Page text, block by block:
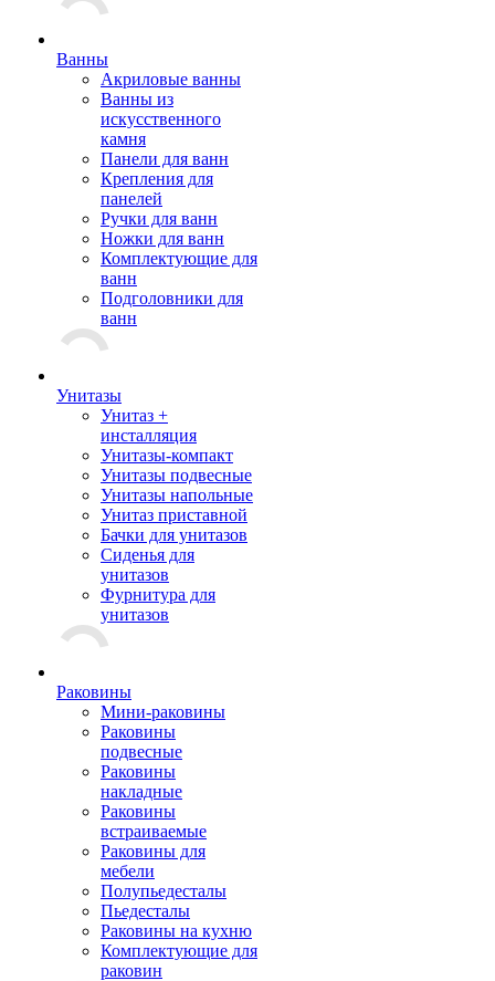
Ванны
Акриловые ванны
Ванны из
искусственного
камня
Панели для ванн
Крепления для
панелей
Ручки для ванн
Ножки для ванн
Комплектующие для
ванн
Подголовники для
ванн
Унитазы
Унитаз +
инсталляция
Унитазы-компакт
Унитазы подвесные
Унитазы напольные
Унитаз приставной
Бачки для унитазов
Сиденья для
унитазов
Фурнитура для
унитазов
Раковины
Мини-раковины
Раковины
подвесные
Раковины
накладные
Раковины
встраиваемые
Раковины для
мебели
Полупьедесталы
Пьедесталы
Раковины на кухню
Комплектующие для
раковин